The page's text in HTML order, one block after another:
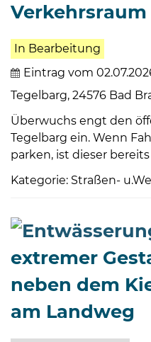
Verkehrsraum
In Bearbeitung
Eintrag vom
Tegelbarg, 24576 Bad
Überwuchs engt den
Tegelbarg ein. Wenn
parken, ist dieser
Kategorie: Straßen-
extremer
neben dem
am Landweg